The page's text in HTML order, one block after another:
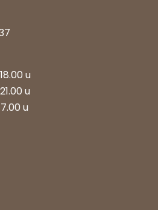
u
u
u